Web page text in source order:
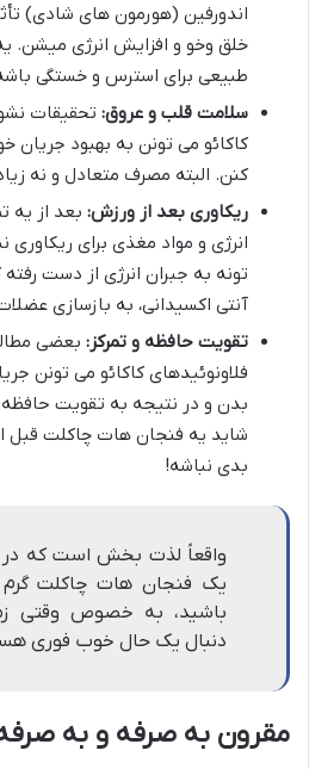
اندورفین (هورمون های شادی)
خلق وخو و افزایش انرژی میشن.
طبیعی برای استرس و خستگی
سلامت قلب و عروق: تحقیقات
کاکائو می تونن به بهبود
کنن. البته مصرف متعادل و نه
ریکاوری بعد از ورزش: بعد از یه
انرژی و مواد مغذی برای
تونه به جبران انرژی از دست
آنتی اکسیدانی، به بازسازی
تقویت حافظه و تمرکز: بعضی
فلاونوئیدهای کاکائو می تونن
بدن و در نتیجه به تقویت
شاید یه فنجان هات چاکلت قبل
بدی نباشه!
واقعاً لذت بخش است که در
یک فنجان هات چاکلت
باشید، به خصوص وقتی
دنبال یک حال خوب فوری
مقرون به صرفه و به